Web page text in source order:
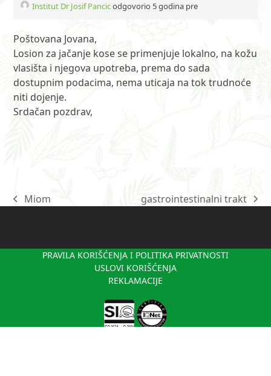
Institut Dr Josif Pancicodgovorio 5 godina pre
Poštovana Jovana,
Losion za jačanje kose se primenjuje lokalno, na kožu
vlasišta i njegova upotreba, prema do sada
dostupnim podacima, nema uticaja na tok trudnoće
niti dojenje.
Srdačan pozdrav,
previous
Miom
next
gastrointestinalni trakt
PRAVILA KORIŠĆENJA I POLITIKA PRIVATNOSTI
USLOVI KORIŠĆENJA
REKLAMACIJE